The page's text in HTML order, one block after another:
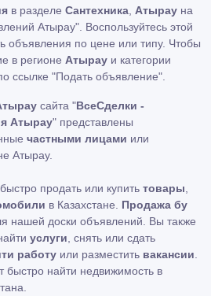
в разделе Сантехника Атырау на
Атырау". Воспользуйтесь этой
объявления по цене или типу. Чтобы
в регионе Атырау и категории
ссылке "Подать объявление"
сайта "ВсеСделки -
Атырау" представлены
частными лицами или
Атырау.
продать или купить товары
в Казахстане. Продажа бу
нашей доски объявлений. Вы также
услуги , снять или сдать
работу или разместить вакансии
быстро найти недвижимость в